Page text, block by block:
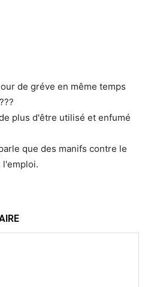
de gréve en même temps
plus d'être utilisé et enfumé
que des manifs contre le
l'emploi.